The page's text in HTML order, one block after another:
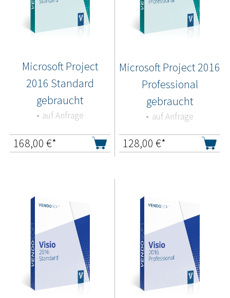
Microsoft Project
2016 Standard
gebraucht
auf Anfrage
168,00 €*
Microsoft Project 2016
Professional
gebraucht
auf Anfrage
128,00 €*